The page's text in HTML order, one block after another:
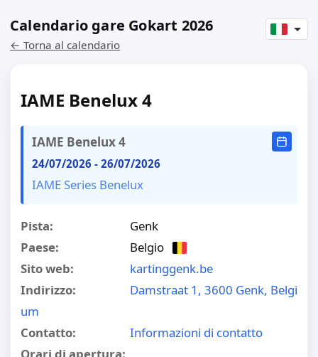
Calendario gare Gokart 2026
← Torna al calendario
IAME Benelux 4
IAME Benelux 4
24/07/2026 - 26/07/2026
IAME Series Benelux
Pista:
Genk
Paese:
Belgio
Sito web:
kartinggenk.be
Indirizzo:
Damstraat 1, 3600 Genk, Belgi
um
Contatto:
Informazioni di contatto
Orari di apertura: